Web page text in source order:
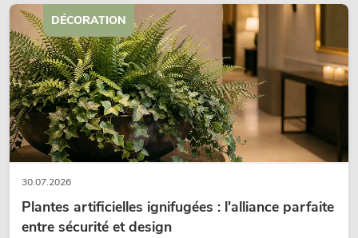
30.07.2026
Plantes artificielles ignifugées : l'alliance parfaite
entre sécurité et design
DÉCORATION